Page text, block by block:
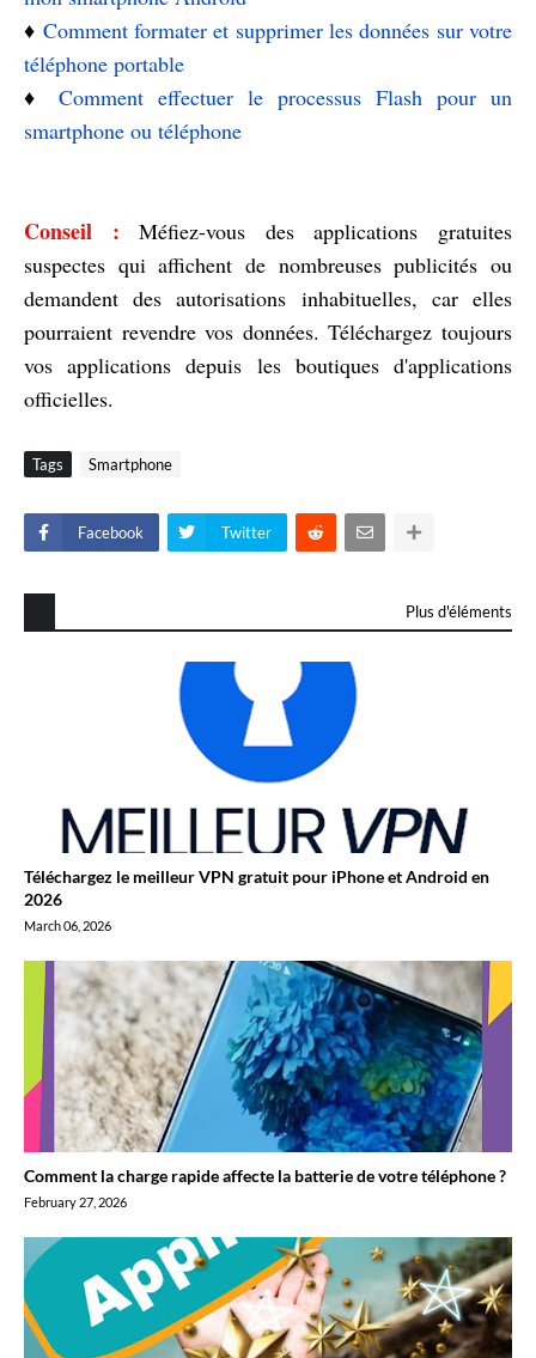
♦️ Comment formater et supprimer les données sur votre
téléphone portable
♦️ Comment effectuer le processus Flash pour un
smartphone ou téléphone
Conseil : Méfiez-vous des applications gratuites
suspectes qui affichent de nombreuses publicités ou
demandent des autorisations inhabituelles, car elles
pourraient revendre vos données. Téléchargez toujours
vos applications depuis les boutiques d'applications
officielles.
Tags Smartphone
Facebook Twitter
Plus d'éléments
Téléchargez le meilleur VPN gratuit pour iPhone et Android en
2026
March 06, 2026
Comment la charge rapide affecte la batterie de votre téléphone ?
February 27, 2026